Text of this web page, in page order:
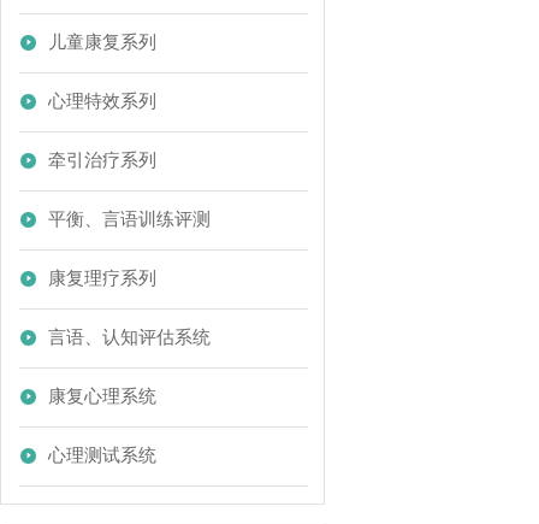
儿童康复系列
心理特效系列
牵引治疗系列
平衡、言语训练评测
康复理疗系列
言语、认知评估系统
康复心理系统
心理测试系统